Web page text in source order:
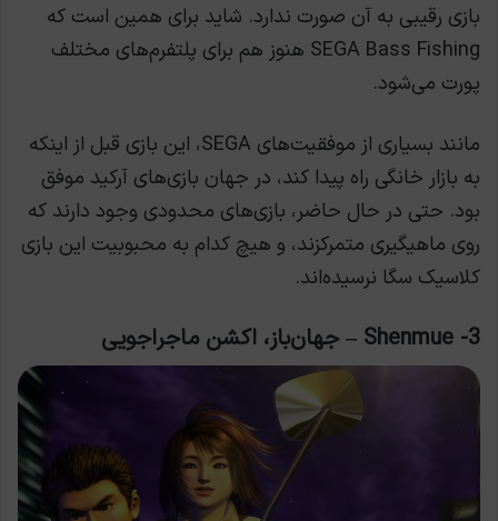
بازی رقیبی به آن صورت ندارد. شاید برای همین است که
SEGA Bass Fishing هنوز هم برای پلتفرم‌های مختلف
پورت می‌شود.
مانند بسیاری از موفقیت‌های SEGA، این بازی قبل از اینکه
به بازار خانگی راه پیدا کند، در جهان بازی‌های آرکید موفق
بود. حتی در حال حاضر، بازی‌های محدودی وجود دارند که
روی ماهیگیری متمرکزند، و هیچ کدام به محبوبیت این بازی
کلاسیک سگا نرسیده‌اند.
3- Shenmue – جهان‌باز، اکشن ماجراجویی